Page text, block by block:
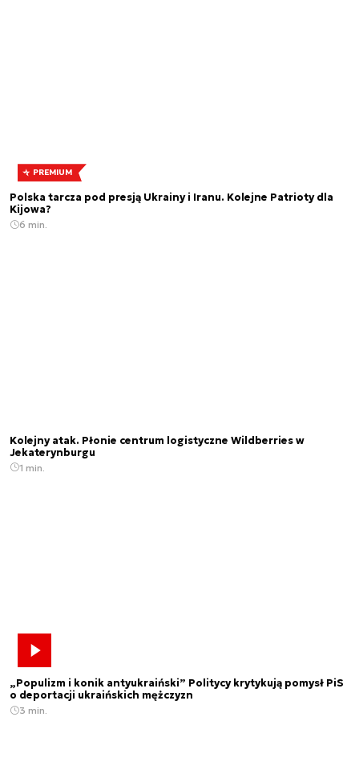
PREMIUM
Polska tarcza pod presją Ukrainy i Iranu. Kolejne Patrioty dla
Kijowa?
6 min.
Kolejny atak. Płonie centrum logistyczne Wildberries w
Jekaterynburgu
1 min.
„Populizm i konik antyukraiński” Politycy krytykują pomysł PiS
o deportacji ukraińskich mężczyzn
3 min.